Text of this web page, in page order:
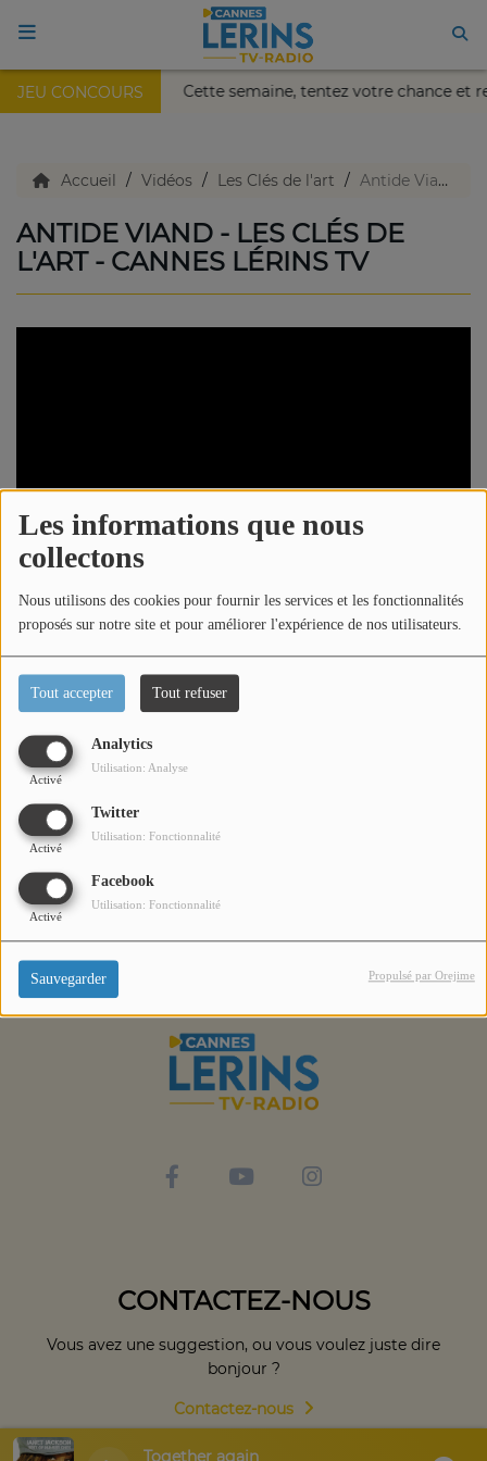
Les informations que nous
collectons
Nous utilisons des cookies pour fournir les services et les fonctionnalités
proposés sur notre site et pour améliorer l'expérience de nos utilisateurs.
Tout accepter Tout refuser
Analytics
Activé
Utilisation: Analyse
Twitter
Activé
Utilisation: Fonctionnalité
Facebook
Activé
Utilisation: Fonctionnalité
Sauvegarder Propulsé par Orejime
JEU CONCOURS
Nikaïa de Nice ! Cette semaine, tentez votre chance
Together again
TV en direct
Replay TV
Titres diffusés
Podcasts
Accueil Vidéos Les Clés de l'art Antide Viand - Les clés de l'art - Cannes Lérins TV
ANTIDE VIAND - LES CLÉS DE
L'ART - CANNES LÉRINS TV
Nouvel épisode de Les Clés de l'Art !
Cette fois, Laurence Jenkell, artiste contemporaine
de bonbons, reçoit Antide Viand Administrateur chez
Centre des monuments nationaux.
Un échange inspirant et vibrant au cœur de la création
contemporaine !
CONTACTEZ-NOUS
Vous avez une suggestion, ou vous voulez juste dire
bonjour ?
Contactez-nous